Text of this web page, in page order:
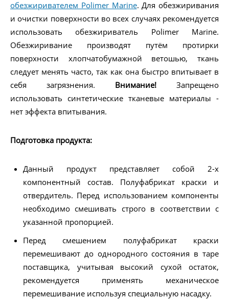
обезжиривателем Polimer Marine. Для обезжиривания
и очистки поверхности во всех случаях рекомендуется
использовать обезжириватель Polimer Marine.
Обезжиривание производят путём протирки
поверхности хлопчатобумажной ветошью, ткань
следует менять часто, так как она быстро впитывает в
себя загрязнения. Внимание! Запрещено
использовать синтетические тканевые материалы -
нет эффекта впитывания.
Подготовка продукта:
Данный продукт представляет собой 2-х
компонентный состав. Полуфабрикат краски и
отвердитель. Перед использованием компоненты
необходимо смешивать строго в соответствии с
указанной пропорцией.
Перед смешением полуфабрикат краски
перемешивают до однородного состояния в таре
поставщика, учитывая высокий сухой остаток,
рекомендуется применять механическое
перемешивание используя специальную насадку.